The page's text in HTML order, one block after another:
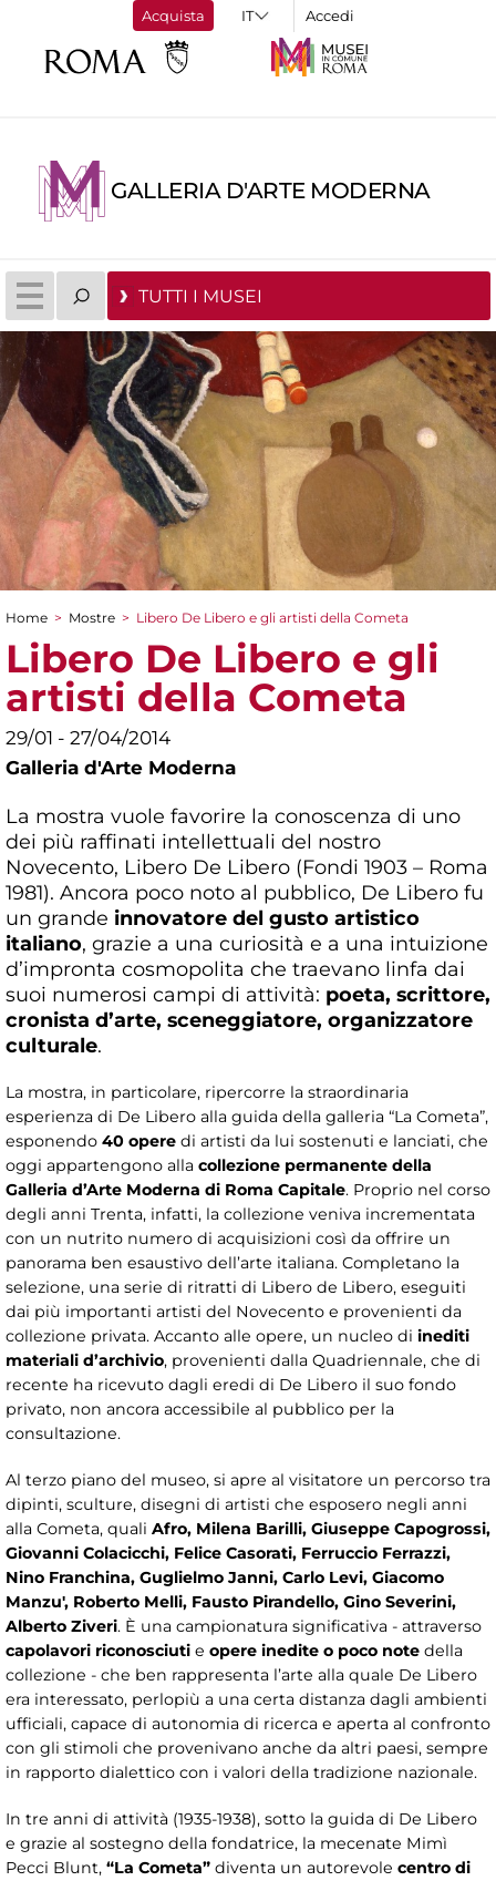
Acquista Accedi
GALLERIA D'ARTE MODERNA
TUTTI I MUSEI
Tu sei qui
Home > Mostre > Libero De Libero e gli artisti della Cometa
Libero De Libero e gli
artisti della Cometa
29/01 - 27/04/2014
Galleria d'Arte Moderna
La mostra vuole favorire la conoscenza di uno
dei più raffinati intellettuali del nostro
Novecento, Libero De Libero (Fondi 1903 – Roma
1981). Ancora poco noto al pubblico, De Libero fu
un grande innovatore del gusto artistico
italiano, grazie a una curiosità e a una intuizione
d’impronta cosmopolita che traevano linfa dai
suoi numerosi campi di attività: poeta, scrittore,
cronista d’arte, sceneggiatore, organizzatore
culturale.
La mostra, in particolare, ripercorre la straordinaria
esperienza di De Libero alla guida della galleria “La Cometa”,
esponendo 40 opere di artisti da lui sostenuti e lanciati, che
oggi appartengono alla collezione permanente della
Galleria d’Arte Moderna di Roma Capitale. Proprio nel corso
degli anni Trenta, infatti, la collezione veniva incrementata
con un nutrito numero di acquisizioni così da offrire un
panorama ben esaustivo dell’arte italiana. Completano la
selezione, una serie di ritratti di Libero de Libero, eseguiti
dai più importanti artisti del Novecento e provenienti da
collezione privata. Accanto alle opere, un nucleo di inediti
materiali d’archivio, provenienti dalla Quadriennale, che di
recente ha ricevuto dagli eredi di De Libero il suo fondo
privato, non ancora accessibile al pubblico per la
consultazione.
Al terzo piano del museo, si apre al visitatore un percorso tra
dipinti, sculture, disegni di artisti che esposero negli anni
alla Cometa, quali Afro, Milena Barilli, Giuseppe Capogrossi,
Giovanni Colacicchi, Felice Casorati, Ferruccio Ferrazzi,
Nino Franchina, Guglielmo Janni, Carlo Levi, Giacomo
Manzu', Roberto Melli, Fausto Pirandello, Gino Severini,
Alberto Ziveri. È una campionatura significativa - attraverso
capolavori riconosciuti e opere inedite o poco note della
collezione - che ben rappresenta l’arte alla quale De Libero
era interessato, perlopiù a una certa distanza dagli ambienti
ufficiali, capace di autonomia di ricerca e aperta al confronto
con gli stimoli che provenivano anche da altri paesi, sempre
in rapporto dialettico con i valori della tradizione nazionale.
In tre anni di attività (1935-1938), sotto la guida di De Libero
e grazie al sostegno della fondatrice, la mecenate Mimì
Pecci Blunt, “La Cometa” diventa un autorevole centro di